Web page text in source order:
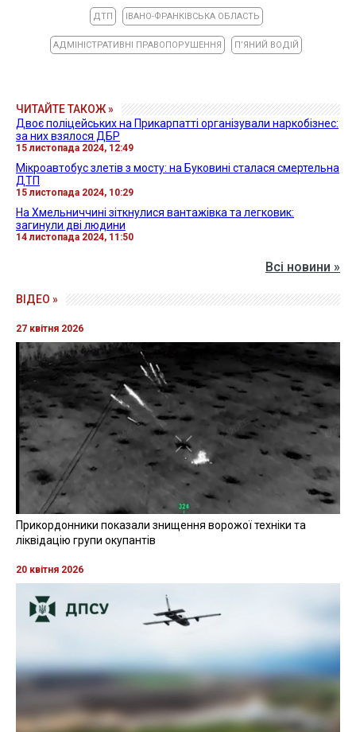
ДТП ІВАНО-ФРАНКІВСЬКА ОБЛАСТЬ
АДМІНІСТРАТИВНІ ПРАВОПОРУШЕННЯ ПʼЯНИЙ ВОДІЙ
ЧИТАЙТЕ ТАКОЖ »
Двоє поліцейських на Прикарпатті організували наркобізнес:
за них взялося ДБР
15 листопада 2024, 12:49
Мікроавтобус злетів з мосту: на Буковині сталася смертельна
ДТП
15 листопада 2024, 10:29
На Хмельниччині зіткнулися вантажівка та легковик:
загинули дві людини
14 листопада 2024, 11:50
Всі новини »
ВІДЕО »
27 квітня 2026
Прикордонники показали знищення ворожої техніки та
ліквідацію групи окупантів
20 квітня 2026